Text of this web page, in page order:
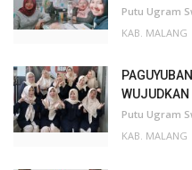
Putu Ugram
KAB. MALANG
WUJUDKAN
Putu Ugram
KAB. MALANG